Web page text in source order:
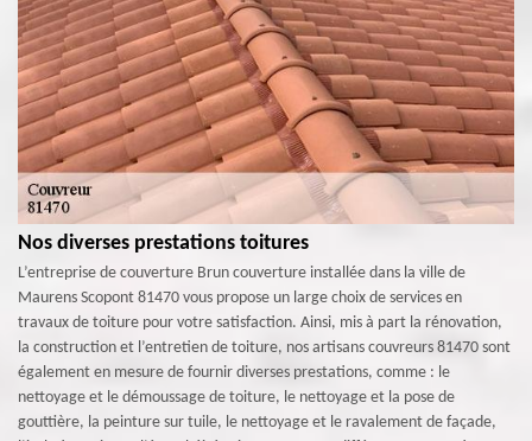
Nos diverses prestations toitures
L’entreprise de couverture Brun couverture installée dans la ville de
Maurens Scopont 81470 vous propose un large choix de services en
travaux de toiture pour votre satisfaction. Ainsi, mis à part la rénovation,
la construction et l’entretien de toiture, nos artisans couvreurs 81470 sont
également en mesure de fournir diverses prestations, comme : le
nettoyage et le démoussage de toiture, le nettoyage et la pose de
gouttière, la peinture sur tuile, le nettoyage et le ravalement de façade,